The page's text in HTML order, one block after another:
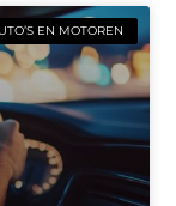
EN MOTOREN